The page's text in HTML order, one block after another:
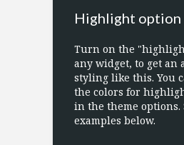
Highlight option
Turn on the
any widget, to get an
styling like this. You
the colors for
in the theme options.
examples below.